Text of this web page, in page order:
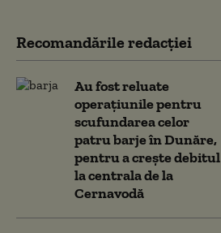
Recomandările redacţiei
Au fost reluate
operațiunile pentru
scufundarea celor
patru barje în Dunăre,
pentru a crește debitul
la centrala de la
Cernavodă